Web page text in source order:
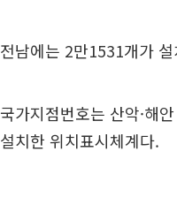
전남에는 2만1531개가
국가지점번호는 산악·해
설치한 위치표시체계다.